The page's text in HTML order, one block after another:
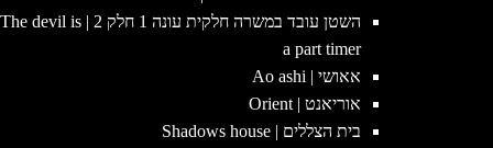
השטן עובד במשרה חלקית עונה 1 חלק 2 | The devil is
a part timer
אאושי | Ao ashi
אוריאנט | Orient
בית הצללים | Shadows house